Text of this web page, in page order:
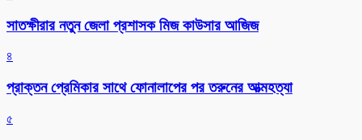
সাতক্ষীরার নতুন জেলা প্রশাসক মিজ কাউসার আজিজ
৪
প্রাক্তন প্রেমিকার সাথে ফোনালাপের পর তরুনের আত্মহত্যা
৫